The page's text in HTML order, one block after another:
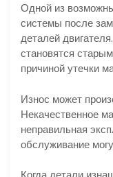
Одной из
системы после
деталей
становятся
причиной утечки
Износ может
Некачественное
неправильная
обслуживание